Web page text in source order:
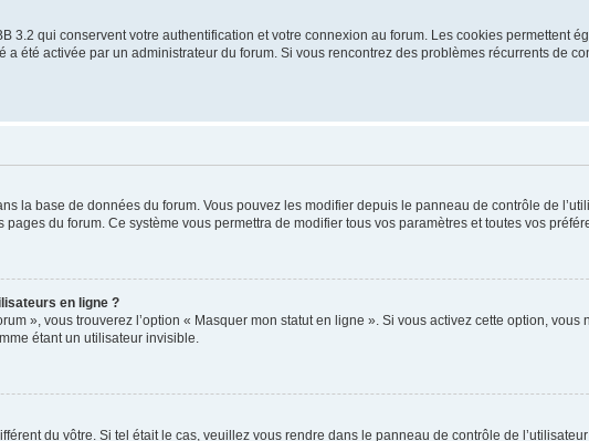
3.2 qui conservent votre authentification et votre connexion au forum. Les cookies permettent
été activée par un administrateur du forum. Si vous rencontrez des problèmes récurrents de
la base de données du forum. Vous pouvez les modifier depuis le panneau de contrôle de
du forum. Ce système vous permettra de modifier tous vos paramètres et toutes vos
en ligne ?
», vous trouverez l’option « Masquer mon statut en ligne ». Si vous activez cette option, vous
étant un utilisateur invisible.
du vôtre. Si tel était le cas, veuillez vous rendre dans le panneau de contrôle de